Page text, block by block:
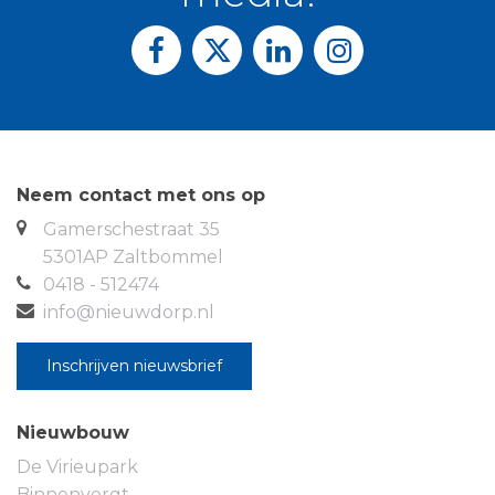
bestaat om van de ouderslaapkamer 2 slaapkamers
overloop met stookruimte voorzien van een c.v.-
zich op deze verdieping een ruime zolderkamer (ca.
14 m2). Deze kamer is voorzien van een
laminaatvloer. Tevens bevinden zich hier de
witgoedaansluitingen.
Overig:De woning is voorzien van zonnepanelen
en op mandelig terrein is een oplaadpunt voor een
elektrische auto aanwezig. De woning is zeer goed
onderhouden en dus instap klaar! Er is een
maandelijkse bijdrage van € 22,50 van toepassing
buitenterrein. En een maandelijkse bijdrage van €
Neem contact met ons op
Gamerschestraat 35
5301AP Zaltbommel
0418 - 512474
info@nieuwdorp.nl
Inschrijven nieuwsbrief
Nieuwbouw
De Virieupark